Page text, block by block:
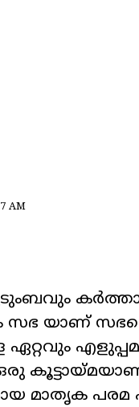
AM
സഭ യാണ്
ഏറ്റവും
മാതൃക